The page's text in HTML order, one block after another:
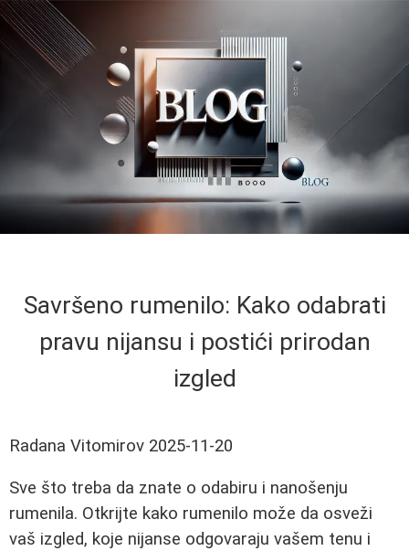
Savršeno rumenilo: Kako odabrati
pravu nijansu i postići prirodan
izgled
Radana Vitomirov 2025-11-20
Sve što treba da znate o odabiru i nanošenju
rumenila. Otkrijte kako rumenilo može da osveži
vaš izgled, koje nijanse odgovaraju vašem tenu i